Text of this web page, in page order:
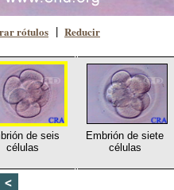
rótulos Reducir
de seis
células
Embrión de siete
células